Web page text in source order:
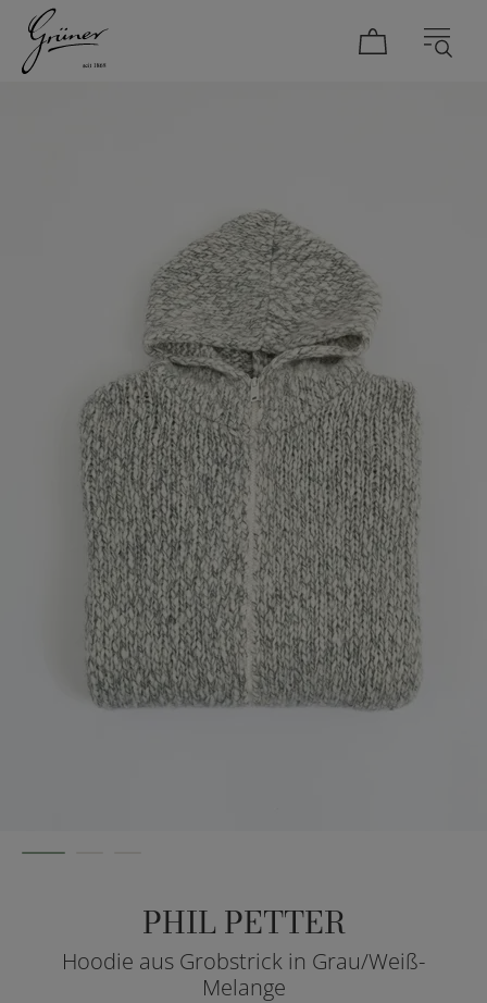
PHIL PETTER
Hoodie aus Grobstrick in Grau/Weiß-
Melange